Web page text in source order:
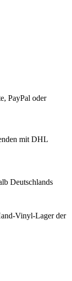
PayPal oder
mit DHL
Deutschlands
Vinyl-Lager der